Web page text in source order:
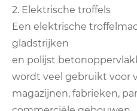
2. Elektrische troffels
Een elektrische
gladstrijken
en polijst
wordt veel gebruikt voor
magazijnen, fabrieken,